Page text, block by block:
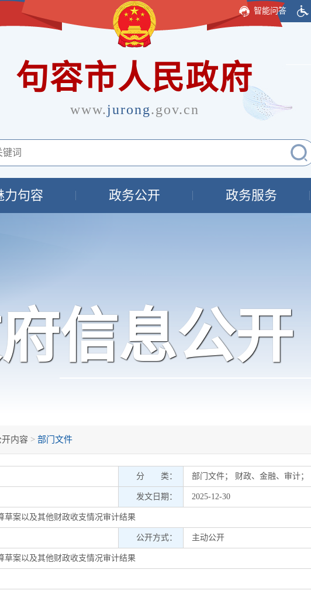
智能问答
句容市人民政府
www.jurong.gov.cn
力句容 政务公开 政务服务
信息公开
内容 > 部门文件
分 类： 部门文件； 财政、金融、审计；
发文日期： 2025-12-30
草案以及其他财政收支情况审计结果
公开方式： 主动公开
草案以及其他财政收支情况审计结果